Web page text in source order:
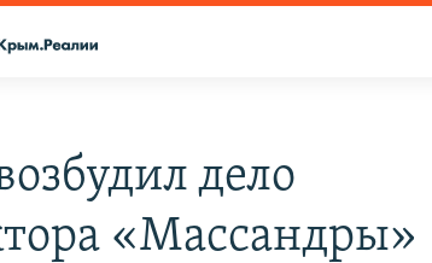
дело
«Массандры»